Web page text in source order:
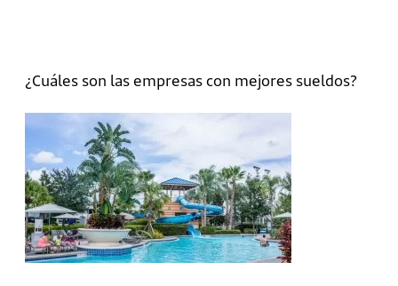
¿Cuáles son las empresas con mejores sueldos?